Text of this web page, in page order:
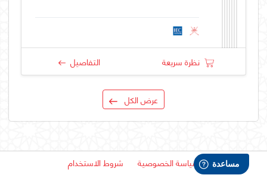
نظرة سريعة التفاصيل
عرض الكل
سياسة الخصوصية
شروط الاستخدام